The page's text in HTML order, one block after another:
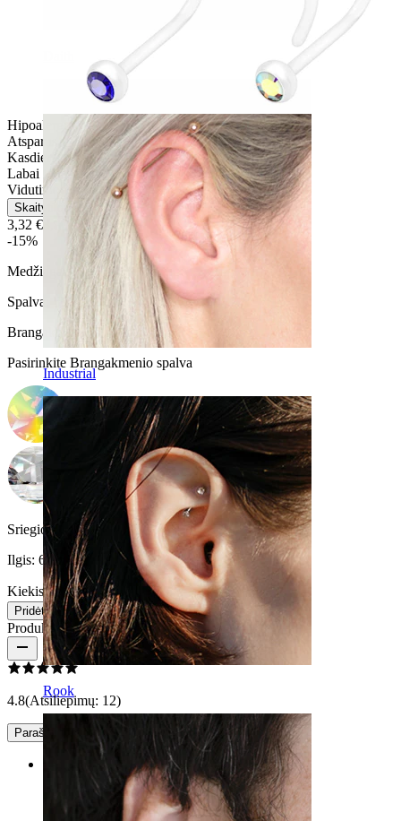
Industrial
Rook
Hipoalerginis
Atsparus vandeniui
Kasdienio naudojimo
Labai lengvas
Vidutinio patvarimo
Skaityti daugiau
3,32 € 3,90 €
-15%
Medžiaga:
PTFE
Spalva:
Brangakmenio spalva
Pasirinkite Brangakmenio spalva
Sriegio storis:0,8 mm
Ilgis: 6 mm
Kiekis 1
Keitimas
Pridėti į krepšelį
Produkto atsiliepimai
4.8(Atsiliepimų: 12)
Parašyti įvertinimą